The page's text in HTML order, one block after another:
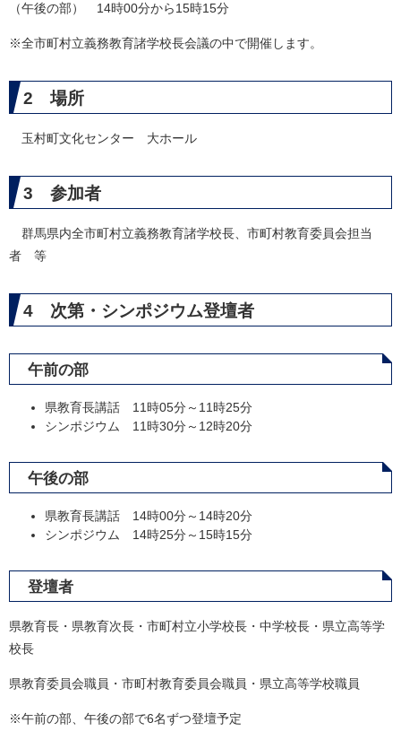
（午後の部） 14時00分から15時15分
※全市町村立義務教育諸学校長会議の中で開催します。
2 場所
玉村町文化センター 大ホール
3 参加者
群馬県内全市町村立義務教育諸学校長、市町村教育委員会担当
者 等
4 次第・シンポジウム登壇者
午前の部
県教育長講話 11時05分～11時25分
シンポジウム 11時30分～12時20分
午後の部
県教育長講話 14時00分～14時20分
シンポジウム 14時25分～15時15分
登壇者
県教育長・県教育次長・市町村立小学校長・中学校長・県立高等学
校長
県教育委員会職員・市町村教育委員会職員・県立高等学校職員
※午前の部、午後の部で6名ずつ登壇予定